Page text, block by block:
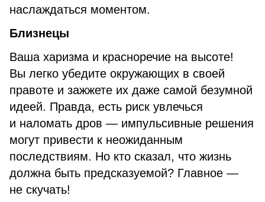
наслаждаться моментом.
Близнецы
Ваша харизма и красноречие на высоте!
Вы легко убедите окружающих в своей
правоте и зажжете их даже самой безумной
идеей. Правда, есть риск увлечься
и наломать дров — импульсивные решения
могут привести к неожиданным
последствиям. Но кто сказал, что жизнь
должна быть предсказуемой? Главное —
не скучать!